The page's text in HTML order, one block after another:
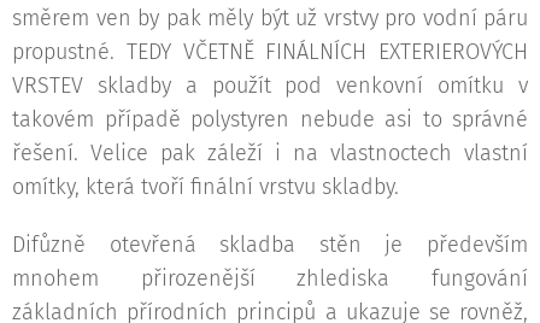
směrem ven by pak měly být už vrstvy pro vodní páru
propustné. TEDY VČETNĚ FINÁLNÍCH EXTERIEROVÝCH
VRSTEV skladby a použít pod venkovní omítku v
takovém případě polystyren nebude asi to správné
řešení. Velice pak záleží i na vlastnoctech vlastní
omítky, která tvoří finální vrstvu skladby.
Difůzně otevřená skladba stěn je především
mnohem přirozenější zhlediska fungování
základních přírodních principů a ukazuje se rovněž,